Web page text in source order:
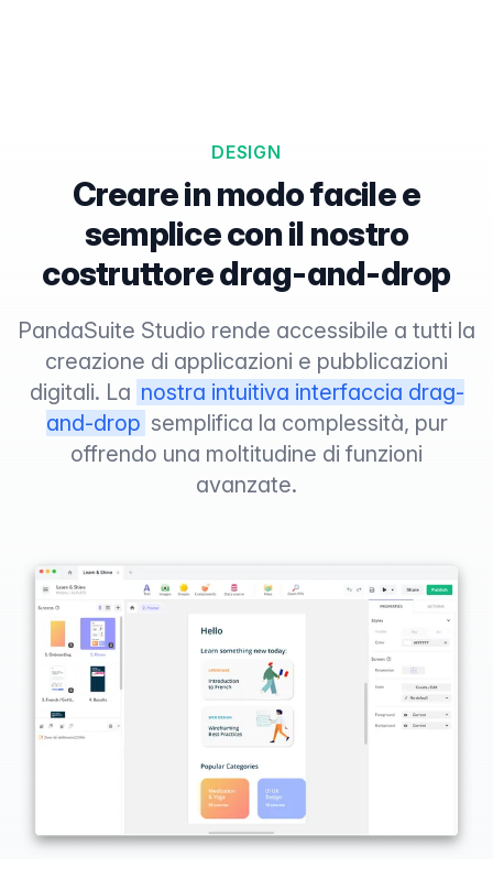
DESIGN
Creare in modo facile e
semplice con il nostro
costruttore drag-and-drop
PandaSuite Studio rende accessibile a tutti la
creazione di applicazioni e pubblicazioni
digitali. La nostra intuitiva interfaccia drag-
and-drop semplifica la complessità, pur
offrendo una moltitudine di funzioni
avanzate.